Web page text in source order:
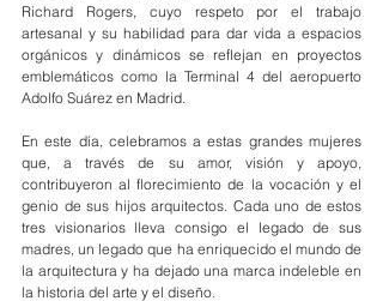
Richard Rogers, cuyo respeto por el trabajo
artesanal y su habilidad para dar vida a espacios
orgánicos y dinámicos se reflejan en proyectos
emblemáticos como la Terminal 4 del aeropuerto
Adolfo Suárez en Madrid.
En este día, celebramos a estas grandes mujeres
que, a través de su amor, visión y apoyo,
contribuyeron al florecimiento de la vocación y el
genio de sus hijos arquitectos. Cada uno de estos
tres visionarios lleva consigo el legado de sus
madres, un legado que ha enriquecido el mundo de
la arquitectura y ha dejado una marca indeleble en
la historia del arte y el diseño.